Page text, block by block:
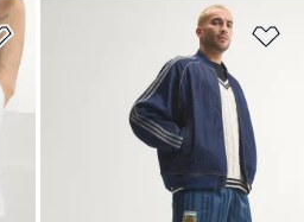
ほしいものリストに追加